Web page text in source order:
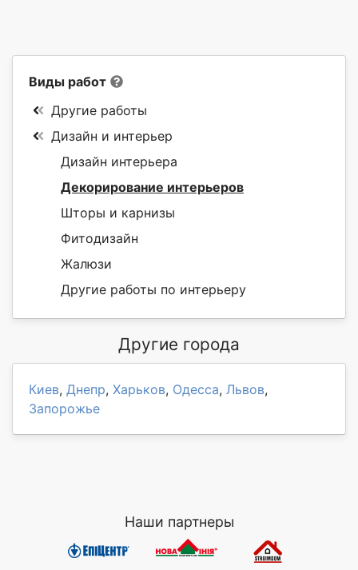
Виды работ
Другие работы
Дизайн и интерьер
Дизайн интерьера
Декорирование интерьеров
Шторы и карнизы
Фитодизайн
Жалюзи
Другие работы по интерьеру
Другие города
Киев, Днепр, Харьков, Одесса, Львов,
Запорожье
Наши партнеры